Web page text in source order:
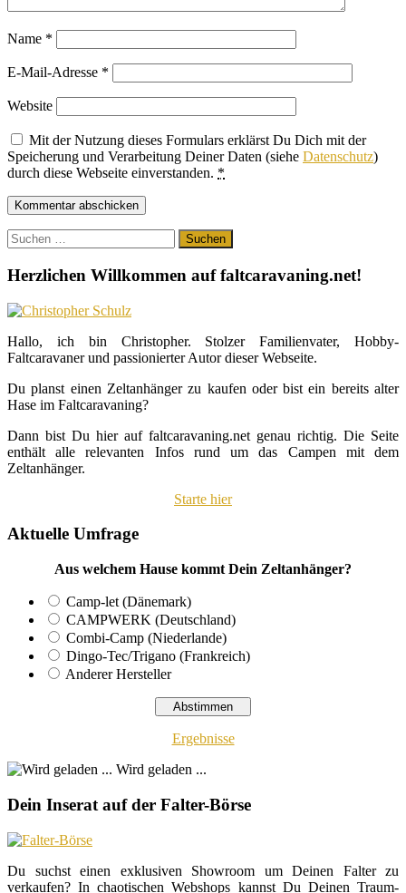
Name *
E-Mail-Adresse *
Website
Mit der Nutzung dieses Formulars erklärst Du Dich mit der
Speicherung und Verarbeitung Deiner Daten (siehe Datenschutz)
durch diese Webseite einverstanden. *
Suchen
nach:
Herzlichen Willkommen auf faltcaravaning.net!
Hallo, ich bin Christopher. Stolzer Familienvater, Hobby-
Faltcaravaner und passionierter Autor dieser Webseite.
Du planst einen Zeltanhänger zu kaufen oder bist ein bereits alter
Hase im Faltcaravaning?
Dann bist Du hier auf faltcaravaning.net genau richtig. Die Seite
enthält alle relevanten Infos rund um das Campen mit dem
Zeltanhänger.
Starte hier
Aktuelle Umfrage
Aus welchem Hause kommt Dein Zeltanhänger?
Camp-let (Dänemark)
CAMPWERK (Deutschland)
Combi-Camp (Niederlande)
Dingo-Tec/Trigano (Frankreich)
Anderer Hersteller
Ergebnisse
Wird geladen ...
Dein Inserat auf der Falter-Börse
Du suchst einen exklusiven Showroom um Deinen Falter zu
verkaufen? In chaotischen Webshops kannst Du Deinen Traum-